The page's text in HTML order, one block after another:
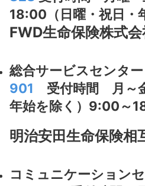
18:00（日曜・祝日・
FWD生命保険株式
総合サービスセンタ
901 受付時間 月～
年始を除く）9:00～
明治安田生命保険相
コミュニケーション